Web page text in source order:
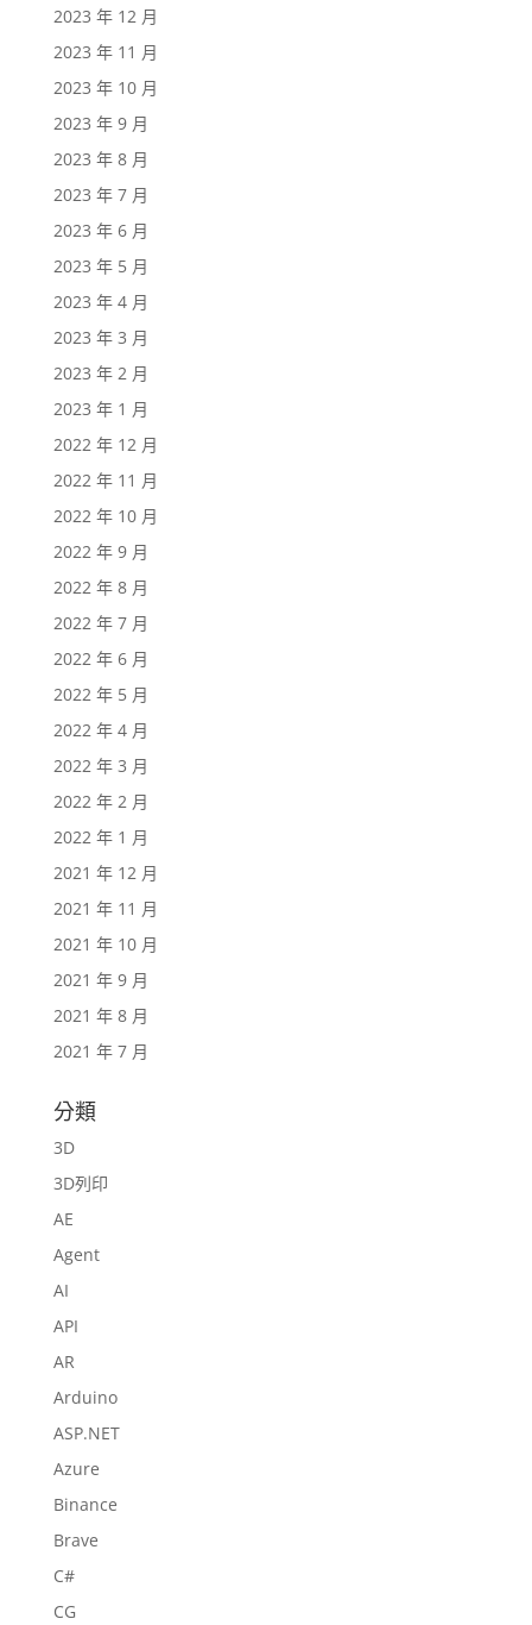
2023 年 12 月
2023 年 11 月
2023 年 10 月
2023 年 9 月
2023 年 8 月
2023 年 7 月
2023 年 6 月
2023 年 5 月
2023 年 4 月
2023 年 3 月
2023 年 2 月
2023 年 1 月
2022 年 12 月
2022 年 11 月
2022 年 10 月
2022 年 9 月
2022 年 8 月
2022 年 7 月
2022 年 6 月
2022 年 5 月
2022 年 4 月
2022 年 3 月
2022 年 2 月
2022 年 1 月
2021 年 12 月
2021 年 11 月
2021 年 10 月
2021 年 9 月
2021 年 8 月
2021 年 7 月
分類
3D
3D列印
AE
Agent
AI
API
AR
Arduino
ASP.NET
Azure
Binance
Brave
C#
CG